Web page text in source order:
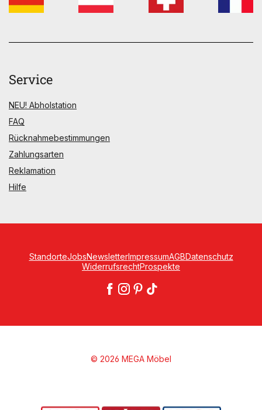
Service
NEU! Abholstation
FAQ
Rücknahmebestimmungen
Zahlungsarten
Reklamation
Hilfe
StandorteJobsNewsletterImpressumAGBDatenschutz
WiderrufsrechtProspekte
© 2026 MEGA Möbel